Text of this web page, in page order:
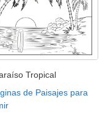
Tropical
de Paisajes para